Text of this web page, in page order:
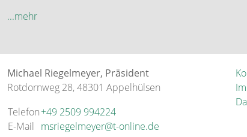
...mehr
Michael Riegelmeyer, Präsident
Rotdornweg 28, 48301 Appelhülsen
Telefon
E-Mail
+49 2509 994224
msriegelmeyer@t-online.de